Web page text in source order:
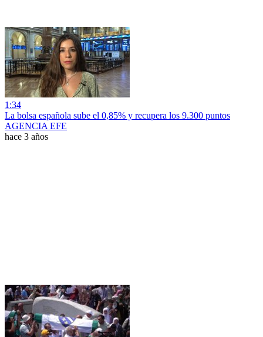
1:34
La bolsa española sube el 0,85% y recupera los 9.300 puntos
AGENCIA EFE
hace 3 años